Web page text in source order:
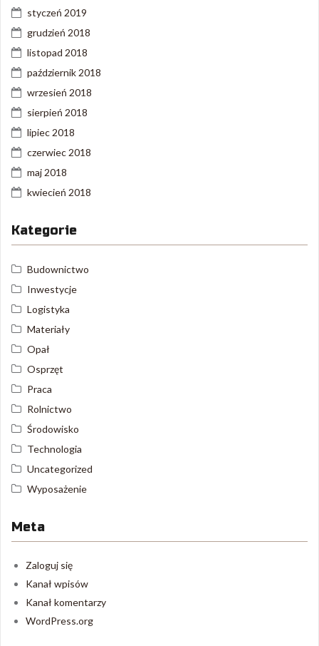
styczeń 2019
grudzień 2018
listopad 2018
październik 2018
wrzesień 2018
sierpień 2018
lipiec 2018
czerwiec 2018
maj 2018
kwiecień 2018
Kategorie
Budownictwo
Inwestycje
Logistyka
Materiały
Opał
Osprzęt
Praca
Rolnictwo
Środowisko
Technologia
Uncategorized
Wyposażenie
Meta
Zaloguj się
Kanał wpisów
Kanał komentarzy
WordPress.org